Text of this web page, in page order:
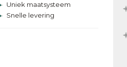
Uniek maatsysteem
Snelle levering